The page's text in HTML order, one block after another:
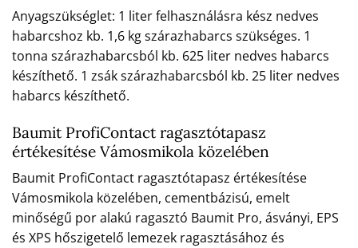
Anyagszükséglet: 1 liter felhasználásra kész nedves
habarcshoz kb. 1,6 kg szárazhabarcs szükséges. 1
tonna szárazhabarcsból kb. 625 liter nedves habarcs
készíthető. 1 zsák szárazhabarcsból kb. 25 liter nedves
habarcs készíthető.
Baumit ProfiContact ragasztótapasz
értékesítése Vámosmikola közelében
Baumit ProfiContact ragasztótapasz értékesítése
Vámosmikola közelében, cementbázisú, emelt
minőségű por alakú ragasztó Baumit Pro, ásványi, EPS
és XPS hőszigetelő lemezek ragasztásához és